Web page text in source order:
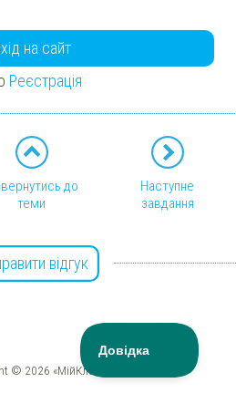
на сайт
Реєстрація
до
теми
Наступне
завдання
відгук
© 2026 «МійКлас»